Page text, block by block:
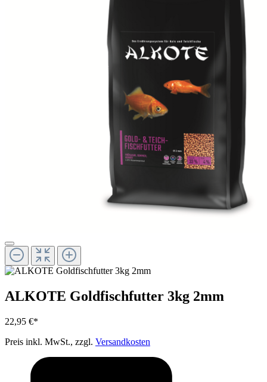
ALKOTE Goldfischfutter 3kg 2mm
22,95 €*
Preis inkl. MwSt., zzgl. Versandkosten